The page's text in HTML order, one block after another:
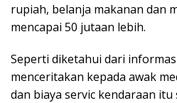
rupiah, belanja makanan dan
mencapai 50 jutaan lebih.
Seperti diketahui dari
menceritakan kepada awak
dan biaya servic kendaraan